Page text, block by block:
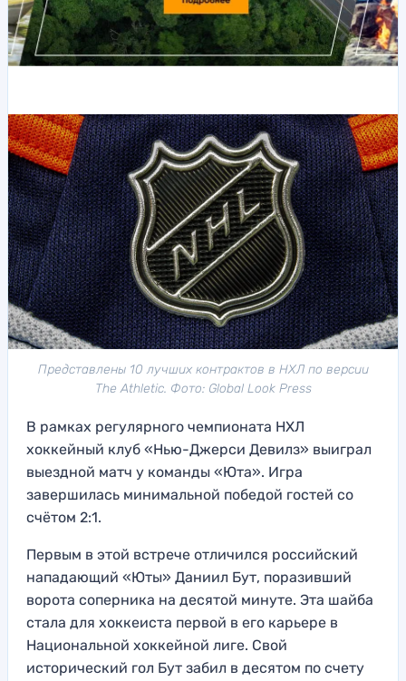
Представлены 10 лучших контрактов в НХЛ по версии
The Athletic. Фото: Global Look Press
В рамках регулярного чемпионата НХЛ
хоккейный клуб «Нью-Джерси Девилз» выиграл
выездной матч у команды «Юта». Игра
завершилась минимальной победой гостей со
счётом 2:1.
Первым в этой встрече отличился российский
нападающий «Юты» Даниил Бут, поразивший
ворота соперника на десятой минуте. Эта шайба
стала для хоккеиста первой в его карьере в
Национальной хоккейной лиге. Свой
исторический гол Бут забил в десятом по счету